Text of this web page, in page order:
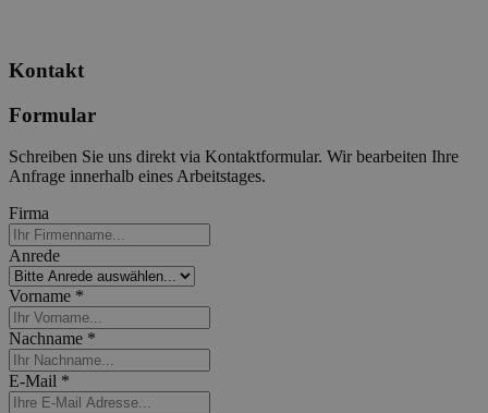
Kontakt
Formular
Schreiben Sie uns direkt via Kontaktformular. Wir bearbeiten Ihre
Anfrage innerhalb eines Arbeitstages.
Firma
Anrede
Vorname *
Nachname *
E-Mail *